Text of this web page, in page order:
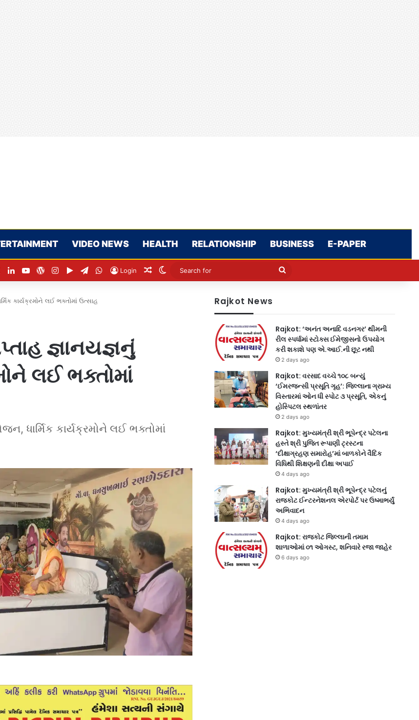
VIDEO NEWS HEALTH RELATIONSHIP BUSINESS E-PAPER
LinkedInYouTubeWordPress
Instagram
Google Play
TelegramWhatsApp
Login Random Article
Switch skin
Search
કાર્યક્રમોને લઈ ભક્તોમાં ઉત્સાહ
જ્ઞાનયજ્ઞનું
લઈ ભક્તોમાં
ધાર્મિક કાર્યક્રમોને લઈ ભક્તોમાં
Rajkot News
Rajkot: ‘અનંત અનાદિ વડનગર’ થીમની
રીલ સ્પર્ધામાં સ્ટોક્સ ઈમેજીસનો ઉપયોગ
કરી શકાશે પણ એ.આઈ.ની છૂટ નથી
2 days ago
Rajkot: વરસાદ વચ્ચે ૧૦૮ બન્યું
‘ઈમરજન્સી પ્રસૂતિ ગૃહ’: જિલ્લાના ગ્રામ્ય
વિસ્તારમાં ઓન ધી સ્પોટ ૩ પ્રસૂતિ, એકનું
હોસ્પિટલ સ્થળાંતર
2 days ago
Rajkot: મુખ્યમંત્રી શ્રી ભૂપેન્દ્ર પટેલના
હસ્તે શ્રી પુજિત રૂપાણી ટ્રસ્ટના
‘દીક્ષાગ્રહણ સમારોહ’માં બાળકોને વૈદિક
વિધિથી શિક્ષણની દીક્ષા અપાઈ
4 days ago
Rajkot: મુખ્યમંત્રી શ્રી ભૂપેન્દ્ર પટેલનું
રાજકોટ ઈન્ટરનેશનલ એરપોર્ટ પર ઉષ્માભર્યું
અભિવાદન
4 days ago
Rajkot: રાજકોટ જિલ્લાની તમામ
શાળાઓમાં ૦૧ ઓગસ્ટ, શનિવારે રજા જાહેર
6 days ago